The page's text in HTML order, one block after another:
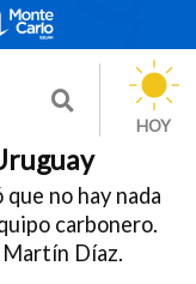
HOY
/2025
no hay nada
carbonero.
Díaz.